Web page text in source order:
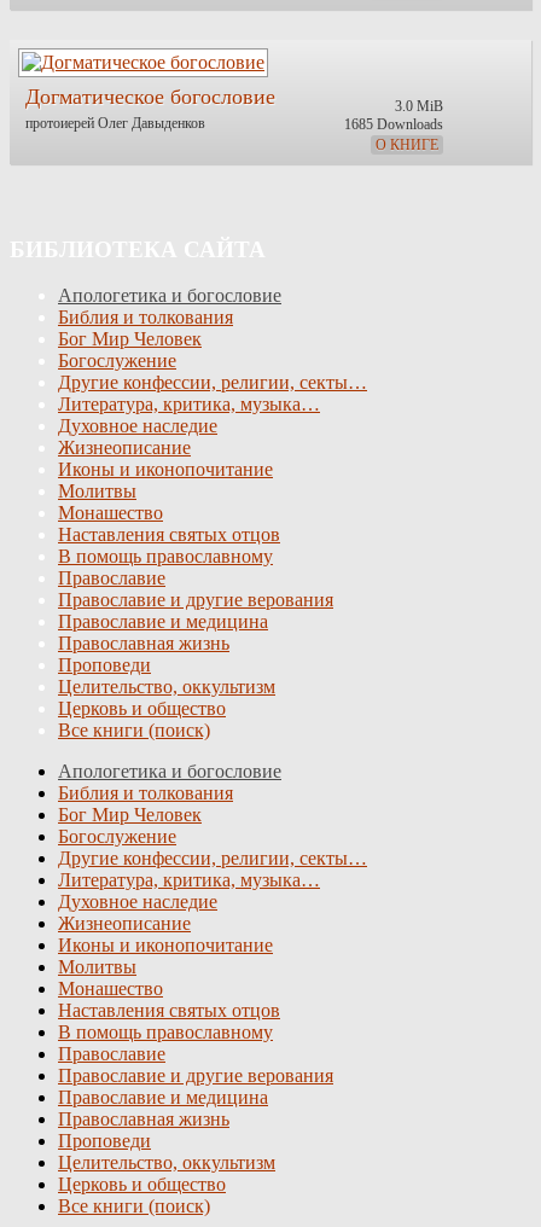
Догматическое богословие
протоиерей Олег Давыденков
3.0 MiB
1685 Downloads
О КНИГЕ
Апологетика и богословие
Библия и толкования
Бог Мир Человек
Богослужение
Другие конфессии, религии, секты…
Литература, критика, музыка…
Духовное наследие
Жизнеописание
Иконы и иконопочитание
Молитвы
Монашество
Наставления святых отцов
В помощь православному
Православие
Православие и другие верования
Православие и медицина
Православная жизнь
Проповеди
Целительство, оккультизм
Церковь и общество
Все книги (поиск)
Апологетика и богословие
Библия и толкования
Бог Мир Человек
Богослужение
Другие конфессии, религии, секты…
Литература, критика, музыка…
Духовное наследие
Жизнеописание
Иконы и иконопочитание
Молитвы
Монашество
Наставления святых отцов
В помощь православному
Православие
Православие и другие верования
Православие и медицина
Православная жизнь
Проповеди
Целительство, оккультизм
Церковь и общество
Все книги (поиск)